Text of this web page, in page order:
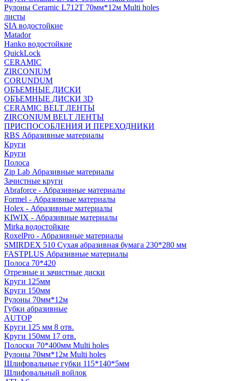
Рулоны Ceramic L712T 70мм*12м Multi holes
листы
SIA водостойкие
Matador
Hanko водостойкие
QuickLock
CERAMIC
ZIRCONIUM
СORUNDUM
ОБЪЕМНЫЕ ДИСКИ
ОБЪЕМНЫЕ ДИСКИ 3D
CERAMIC BELT ЛЕНТЫ
ZIRCONIUM BELT ЛЕНТЫ
ПРИСПОСОБЛЕНИЯ И ПЕРЕХОДНИКИ
RBS Абразивные материалы
Круги
Круги
Полоса
Zip Lab Абразивные материалы
Зачистные круги
Abraforce - Абразивные материалы
Formel - Абразивные материалы
Holex - Абразивные материалы
KIWIX - Абразивные материалы
Mirka водостойкие
RoxelPro - Абразивные материалы
SMIRDEX 510 Сухая абразивная бумага 230*280 мм
FASTPLUS Абразивные материалы
Полоса 70*420
Отрезные и зачистные диски
Круги 125мм
Круги 150мм
Рулоны 70мм*12м
Губки абразивные
AUTOP
Круги 125 мм 8 отв.
Круги 150мм 17 отв.
Полоски 70*400мм Multi holes
Рулоны 70мм*12м Multi holes
Шлифовальные губки 115*140*5мм
Шлифовальный войлок